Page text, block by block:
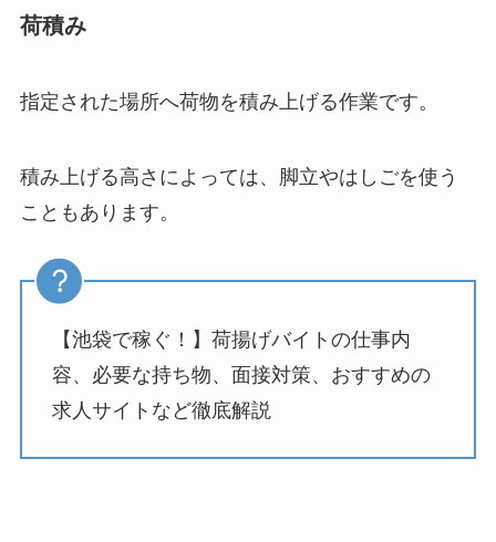
荷積み
指定された場所へ荷物を積み上げる作業です。
積み上げる高さによっては、脚立やはしごを使う
こともあります。
【池袋で稼ぐ！】荷揚げバイトの仕事内
容、必要な持ち物、面接対策、おすすめの
求人サイトなど徹底解説